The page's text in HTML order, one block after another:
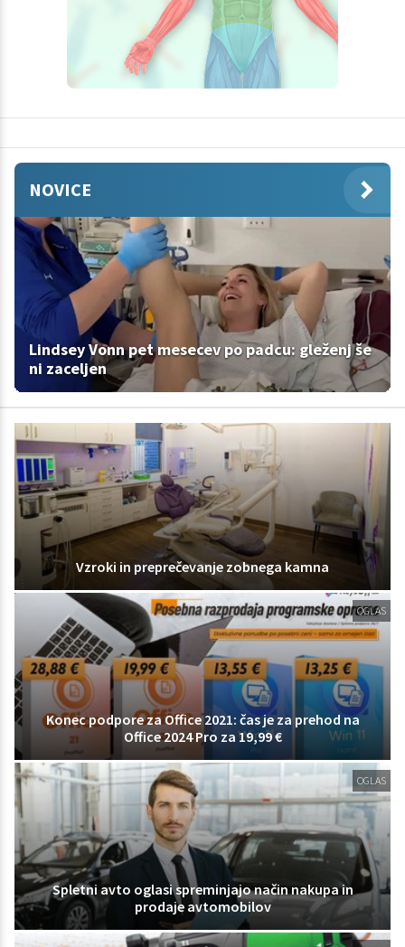
NOVICE
Lindsey Vonn pet mesecev po padcu: gleženj še
ni zaceljen
Vzroki in preprečevanje zobnega kamna
OGLAS
Konec podpore za Office 2021: čas je za prehod na
Office 2024 Pro za 19,99 €
OGLAS
Spletni avto oglasi spreminjajo način nakupa in
prodaje avtomobilov